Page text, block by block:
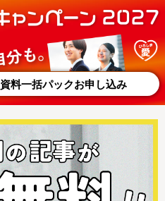
資料一括パックお申し込み